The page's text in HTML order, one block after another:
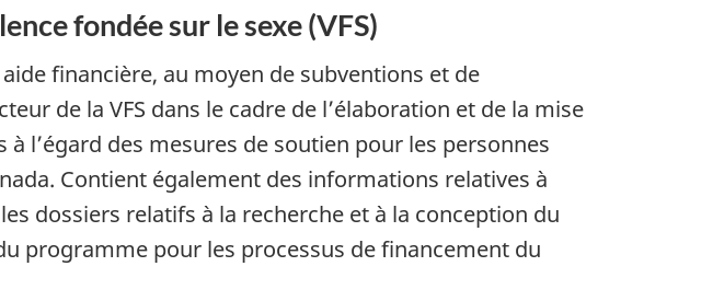
fondée sur le sexe (VFS)
financière, au moyen de subventions et de
de la VFS dans le cadre de l’élaboration et de la mise
l’égard des mesures de soutien pour les personnes
Contient également des informations relatives à
dossiers relatifs à la recherche et à la conception du
programme pour les processus de financement du